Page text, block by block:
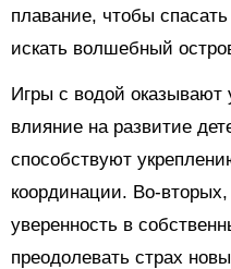
плавание, чтобы
искать волшебный
Игры с водой оказывают
влияние на развитие
способствуют
координации. Во-
уверенность в
преодолевать страх